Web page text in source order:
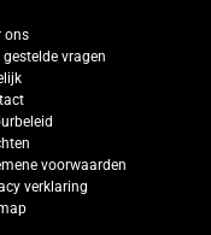
ons
gestelde vragen
voorwaarden
verklaring